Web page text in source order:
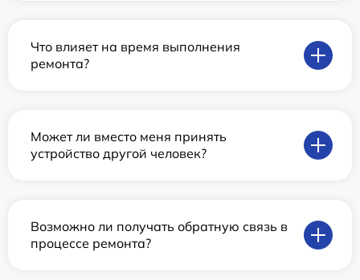
Что влияет на время выполнения
ремонта?
Может ли вместо меня принять
устройство другой человек?
Возможно ли получать обратную связь в
процессе ремонта?